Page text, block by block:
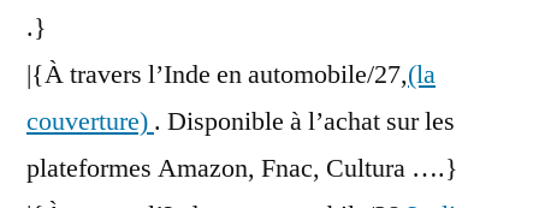
.}
|{À travers l’Inde en automobile/27,(la
couverture) . Disponible à l’achat sur les
plateformes Amazon, Fnac, Cultura ….}